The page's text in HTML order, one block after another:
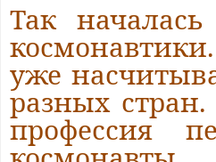
Так
уже
разных
профессия